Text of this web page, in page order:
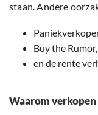
staan. Andere
Buy the
en de rente
Waarom